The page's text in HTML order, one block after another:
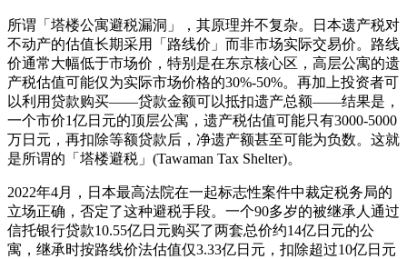
所谓「塔楼公寓避税漏洞」，其原理并不复杂。日本遗产税对
不动产的估值长期采用「路线价」而非市场实际交易价。路线
价通常大幅低于市场价，特别是在东京核心区，高层公寓的遗
产税估值可能仅为实际市场价格的30%-50%。再加上投资者可
以利用贷款购买——贷款金额可以抵扣遗产总额——结果是，
一个市价1亿日元的顶层公寓，遗产税估值可能只有3000-5000
万日元，再扣除等额贷款后，净遗产额甚至可能为负数。这就
是所谓的「塔楼避税」(Tawaman Tax Shelter)。
2022年4月，日本最高法院在一起标志性案件中裁定税务局的
立场正确，否定了这种避税手段。一个90多岁的被继承人通过
信托银行贷款10.55亿日元购买了两套总价约14亿日元的公
寓，继承时按路线价法估值仅3.33亿日元，扣除超过10亿日元